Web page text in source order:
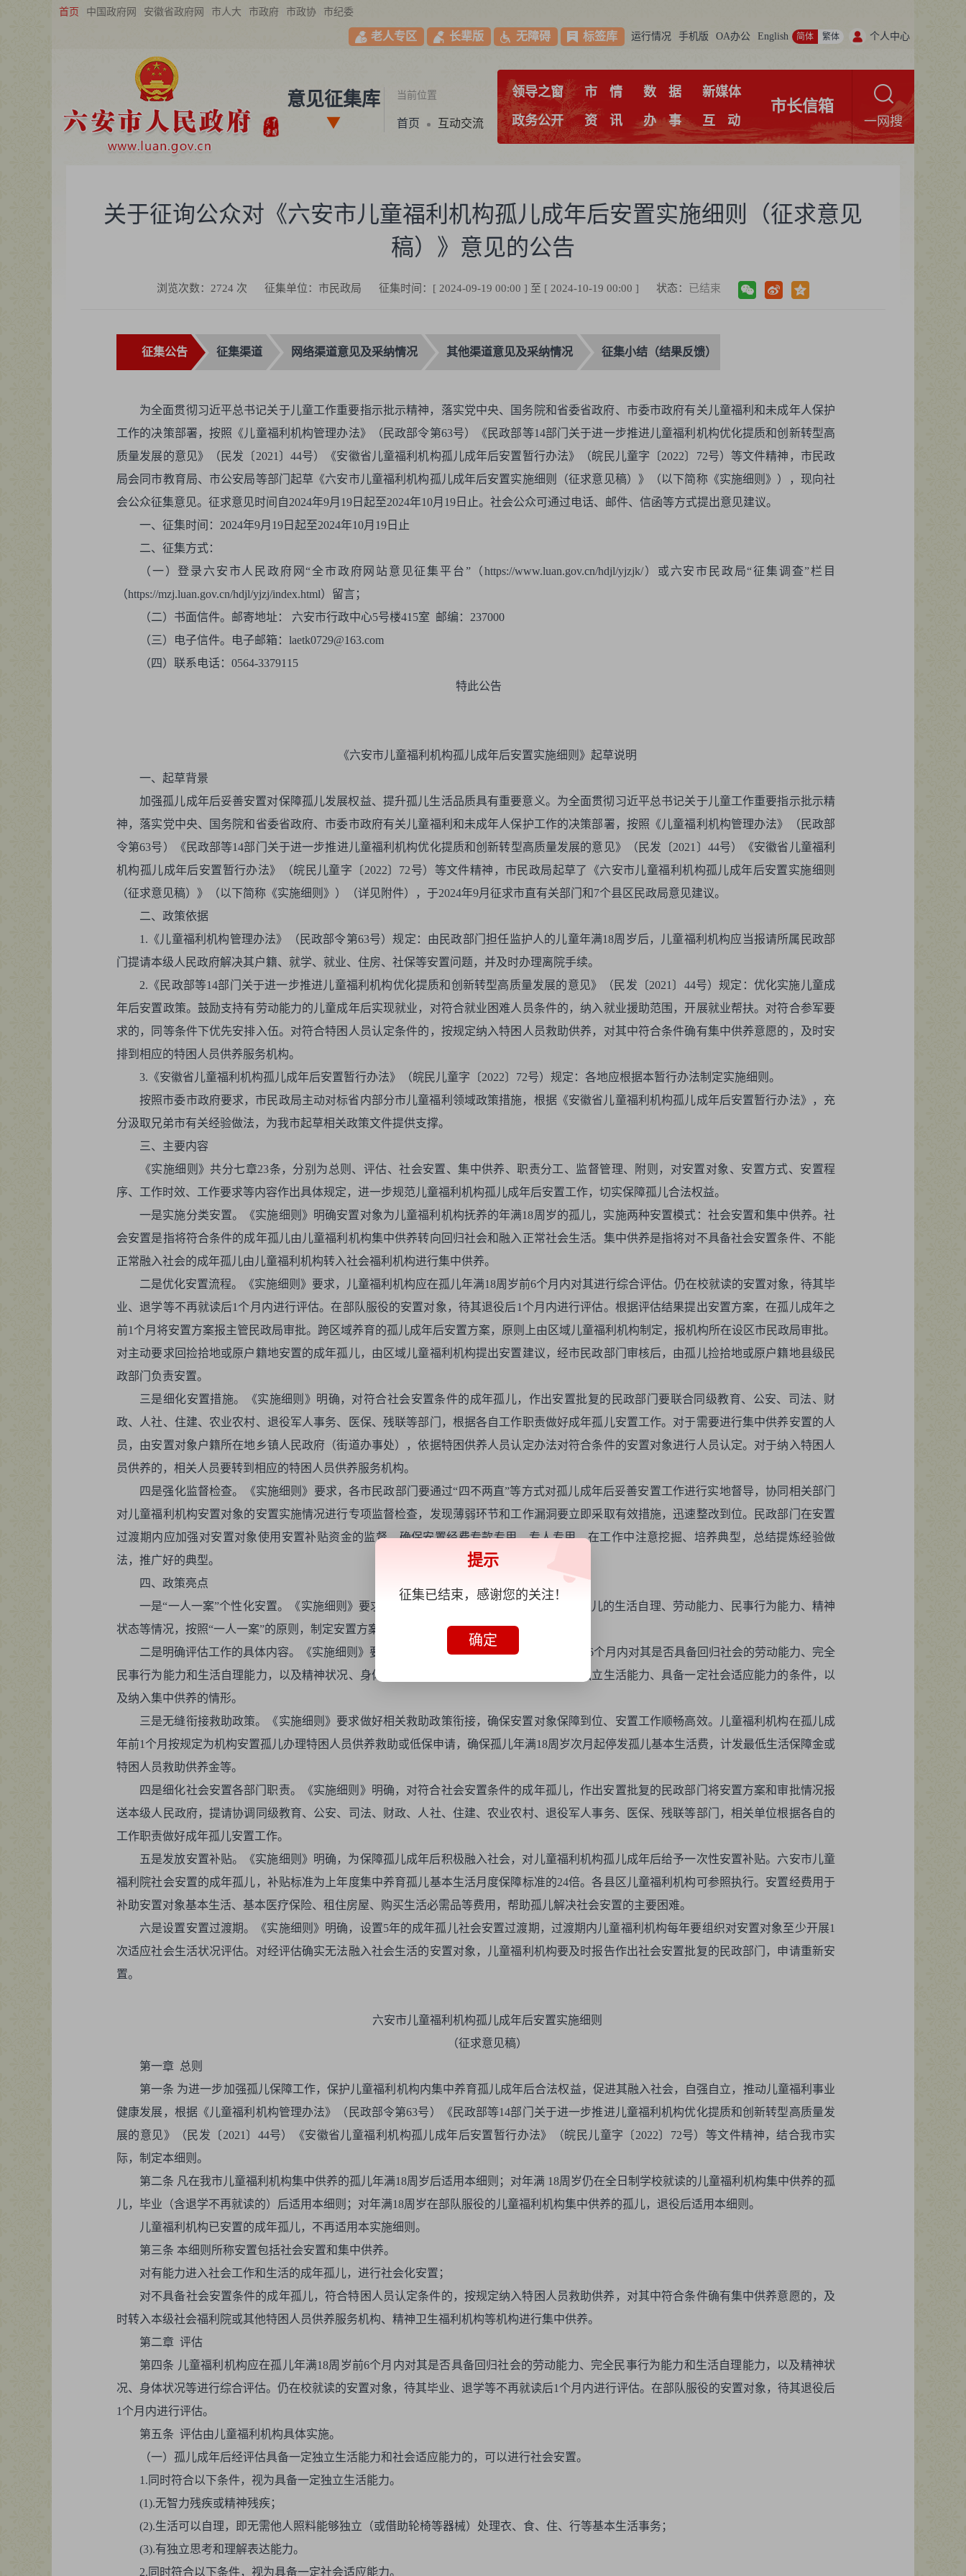
首页 中国政府网 安徽省政府网 市人大 市政府 市政协 市纪委
老人专区 长辈版 无障碍 标签库 运行情况 手机版 OA办公 English 简体 繁体 个人中心
意见征集库 当前位置
首页 互动交流
领导之窗 市 情 数 据
新媒体
政务公开
资 讯 办 事 互 动
市长信箱
一网搜
关于征询公众对《六安市儿童福利机构孤儿成年后安置实施细则（征求意见
稿）》意见的公告
浏览次数： 2724次 征集单位：市民政局 征集时间：[ 2024-09-19 00:00 ] 至 [ 2024-10-19 00:00 ] 状态： 已结束
征集公告 征集渠道 网络渠道意见及采纳情况 其他渠道意见及采纳情况 征集小结（结果反馈）
为全面贯彻习近平总书记关于儿童工作重要指示批示精神，落实党中央、国务院和省委省政府、市委市政府有关儿童福利和未成年人保护
工作的决策部署，按照《儿童福利机构管理办法》（民政部令第63号）《民政部等14部门关于进一步推进儿童福利机构优化提质和创新转型高
质量发展的意见》（民发〔2021〕44号）《安徽省儿童福利机构孤儿成年后安置暂行办法》（皖民儿童字〔2022〕72号）等文件精神，市民政
局会同市教育局、市公安局等部门起草《六安市儿童福利机构孤儿成年后安置实施细则（征求意见稿）》（以下简称《实施细则》），现向社
会公众征集意见。征求意见时间自2024年9月19日起至2024年10月19日止。社会公众可通过电话、邮件、信函等方式提出意见建议。
一、征集时间：2024年9月19日起至2024年10月19日止
二、征集方式：
（一）登录六安市人民政府网“全市政府网站意见征集平台”（https://www.luan.gov.cn/hdjl/yjzjk/）或六安市民政局“征集调查”栏目
（https://mzj.luan.gov.cn/hdjl/yjzj/index.html）留言；
（二）书面信件。邮寄地址： 六安市行政中心5号楼415室 邮编：237000
（三）电子信件。电子邮箱：laetk0729@163.com
（四）联系电话：0564-3379115
特此公告
《六安市儿童福利机构孤儿成年后安置实施细则》起草说明
一、起草背景
加强孤儿成年后妥善安置对保障孤儿发展权益、提升孤儿生活品质具有重要意义。为全面贯彻习近平总书记关于儿童工作重要指示批示精
神，落实党中央、国务院和省委省政府、市委市政府有关儿童福利和未成年人保护工作的决策部署，按照《儿童福利机构管理办法》（民政部
令第63号）《民政部等14部门关于进一步推进儿童福利机构优化提质和创新转型高质量发展的意见》（民发〔2021〕44号）《安徽省儿童福利
机构孤儿成年后安置暂行办法》（皖民儿童字〔2022〕72号）等文件精神，市民政局起草了《六安市儿童福利机构孤儿成年后安置实施细则
（征求意见稿）》（以下简称《实施细则》）（详见附件），于2024年9月征求市直有关部门和7个县区民政局意见建议。
二、政策依据
1.《儿童福利机构管理办法》（民政部令第63号）规定：由民政部门担任监护人的儿童年满18周岁后，儿童福利机构应当报请所属民政部
门提请本级人民政府解决其户籍、就学、就业、住房、社保等安置问题，并及时办理离院手续。
2.《民政部等14部门关于进一步推进儿童福利机构优化提质和创新转型高质量发展的意见》（民发〔2021〕44号）规定：优化实施儿童成
年后安置政策。鼓励支持有劳动能力的儿童成年后实现就业，对符合就业困难人员条件的，纳入就业援助范围，开展就业帮扶。对符合参军要
求的，同等条件下优先安排入伍。对符合特困人员认定条件的，按规定纳入特困人员救助供养，对其中符合条件确有集中供养意愿的，及时安
排到相应的特困人员供养服务机构。
3.《安徽省儿童福利机构孤儿成年后安置暂行办法》（皖民儿童字〔2022〕72号）规定：各地应根据本暂行办法制定实施细则。
按照市委市政府要求，市民政局主动对标省内部分市儿童福利领域政策措施，根据《安徽省儿童福利机构孤儿成年后安置暂行办法》，充
分汲取兄弟市有关经验做法，为我市起草相关政策文件提供支撑。
三、主要内容
《实施细则》共分七章23条，分别为总则、评估、社会安置、集中供养、职责分工、监督管理、附则，对安置对象、安置方式、安置程
序、工作时效、工作要求等内容作出具体规定，进一步规范儿童福利机构孤儿成年后安置工作，切实保障孤儿合法权益。
一是实施分类安置。《实施细则》明确安置对象为儿童福利机构抚养的年满18周岁的孤儿，实施两种安置模式：社会安置和集中供养。社
会安置是指将符合条件的成年孤儿由儿童福利机构集中供养转向回归社会和融入正常社会生活。集中供养是指将对不具备社会安置条件、不能
正常融入社会的成年孤儿由儿童福利机构转入社会福利机构进行集中供养。
二是优化安置流程。《实施细则》要求，儿童福利机构应在孤儿年满18周岁前6个月内对其进行综合评估。仍在校就读的安置对象，待其毕
业、退学等不再就读后1个月内进行评估。在部队服役的安置对象，待其退役后1个月内进行评估。根据评估结果提出安置方案，在孤儿成年之
前1个月将安置方案报主管民政局审批。跨区域养育的孤儿成年后安置方案，原则上由区域儿童福利机构制定，报机构所在设区市民政局审批。
对主动要求回捡拾地或原户籍地安置的成年孤儿，由区域儿童福利机构提出安置建议，经市民政部门审核后，由孤儿捡拾地或原户籍地县级民
政部门负责安置。
三是细化安置措施。《实施细则》明确，对符合社会安置条件的成年孤儿，作出安置批复的民政部门要联合同级教育、公安、司法、财
政、人社、住建、农业农村、退役军人事务、医保、残联等部门，根据各自工作职责做好成年孤儿安置工作。对于需要进行集中供养安置的人
员，由安置对象户籍所在地乡镇人民政府（街道办事处），依据特困供养人员认定办法对符合条件的安置对象进行人员认定。对于纳入特困人
员供养的，相关人员要转到相应的特困人员供养服务机构。
四是强化监督检查。《实施细则》要求，各市民政部门要通过“四不两直”等方式对孤儿成年后妥善安置工作进行实地督导，协同相关部门
对儿童福利机构安置对象的安置实施情况进行专项监督检查，发现薄弱环节和工作漏洞要立即采取有效措施，迅速整改到位。民政部门在安置
过渡期内应加强对安置对象使用安置补贴资金的监督，确保安置经费专款专用、专人专用。在工作中注意挖掘、培养典型，总结提炼经验做
法，推广好的典型。
四、政策亮点
一是“一人一案”个性化安置。《实施细则》要求，儿童福利机构在规定的期限内，根据孤儿的生活自理、劳动能力、民事行为能力、精神
状态等情况，按照“一人一案”的原则，制定安置方案，细化安置举措。
二是明确评估工作的具体内容。《实施细则》要求，儿童福利机构应在孤儿年满18周岁前6个月内对其是否具备回归社会的劳动能力、完全
民事行为能力和生活自理能力，以及精神状况、身体状况等进行综合评估，明确了具备一定独立生活能力、具备一定社会适应能力的条件，以
及纳入集中供养的情形。
三是无缝衔接救助政策。《实施细则》要求做好相关救助政策衔接，确保安置对象保障到位、安置工作顺畅高效。儿童福利机构在孤儿成
年前1个月按规定为机构安置孤儿办理特困人员供养救助或低保申请，确保孤儿年满18周岁次月起停发孤儿基本生活费，计发最低生活保障金或
特困人员救助供养金等。
四是细化社会安置各部门职责。《实施细则》明确，对符合社会安置条件的成年孤儿，作出安置批复的民政部门将安置方案和审批情况报
送本级人民政府，提请协调同级教育、公安、司法、财政、人社、住建、农业农村、退役军人事务、医保、残联等部门，相关单位根据各自的
工作职责做好成年孤儿安置工作。
五是发放安置补贴。《实施细则》明确，为保障孤儿成年后积极融入社会，对儿童福利机构孤儿成年后给予一次性安置补贴。六安市儿童
福利院社会安置的成年孤儿，补贴标准为上年度集中养育孤儿基本生活月度保障标准的24倍。各县区儿童福利机构可参照执行。安置经费用于
补助安置对象基本生活、基本医疗保险、租住房屋、购买生活必需品等费用，帮助孤儿解决社会安置的主要困难。
六是设置安置过渡期。《实施细则》明确，设置5年的成年孤儿社会安置过渡期，过渡期内儿童福利机构每年要组织对安置对象至少开展1
次适应社会生活状况评估。对经评估确实无法融入社会生活的安置对象，儿童福利机构要及时报告作出社会安置批复的民政部门，申请重新安
置。
六安市儿童福利机构孤儿成年后安置实施细则
（征求意见稿）
第一章 总则
第一条 为进一步加强孤儿保障工作，保护儿童福利机构内集中养育孤儿成年后合法权益，促进其融入社会，自强自立，推动儿童福利事业
健康发展，根据《儿童福利机构管理办法》（民政部令第63号）《民政部等14部门关于进一步推进儿童福利机构优化提质和创新转型高质量发
展的意见》（民发〔2021〕44号）《安徽省儿童福利机构孤儿成年后安置暂行办法》（皖民儿童字〔2022〕72号）等文件精神，结合我市实
际，制定本细则。
第二条 凡在我市儿童福利机构集中供养的孤儿年满18周岁后适用本细则；对年满 18周岁仍在全日制学校就读的儿童福利机构集中供养的孤
儿，毕业（含退学不再就读的）后适用本细则；对年满18周岁在部队服役的儿童福利机构集中供养的孤儿，退役后适用本细则。
儿童福利机构已安置的成年孤儿，不再适用本实施细则。
第三条 本细则所称安置包括社会安置和集中供养。
对有能力进入社会工作和生活的成年孤儿，进行社会化安置；
对不具备社会安置条件的成年孤儿，符合特困人员认定条件的，按规定纳入特困人员救助供养，对其中符合条件确有集中供养意愿的，及
时转入本级社会福利院或其他特困人员供养服务机构、精神卫生福利机构等机构进行集中供养。
第二章 评估
第四条 儿童福利机构应在孤儿年满18周岁前6个月内对其是否具备回归社会的劳动能力、完全民事行为能力和生活自理能力，以及精神状
况、身体状况等进行综合评估。仍在校就读的安置对象，待其毕业、退学等不再就读后1个月内进行评估。在部队服役的安置对象，待其退役后
1个月内进行评估。
第五条 评估由儿童福利机构具体实施。
（一）孤儿成年后经评估具备一定独立生活能力和社会适应能力的，可以进行社会安置。
1.同时符合以下条件，视为具备一定独立生活能力。
(1).无智力残疾或精神残疾；
(2).生活可以自理，即无需他人照料能够独立（或借助轮椅等器械）处理衣、食、住、行等基本生活事务；
(3).有独立思考和理解表达能力。
2.同时符合以下条件，视为具备一定社会适应能力。
提示
征集已结束，感谢您的关注！
确定